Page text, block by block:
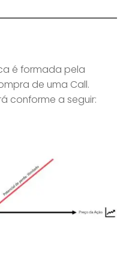
é formada pela
de uma Call.
conforme a seguir: